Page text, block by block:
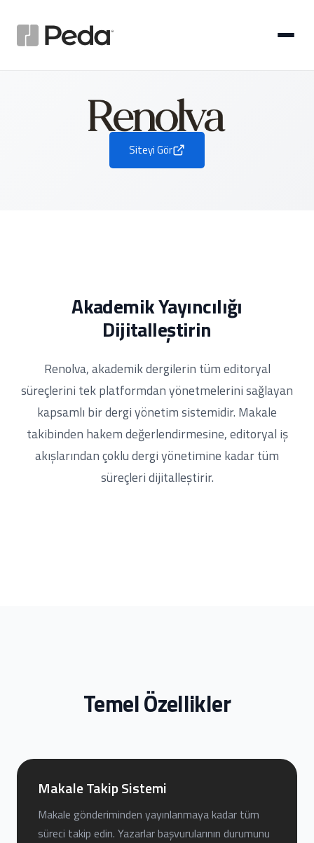
Siteyi Gör
Akademik Yayıncılığı
Dijitalleştirin
Renolva, akademik dergilerin tüm editoryal
süreçlerini tek platformdan yönetmelerini sağlayan
kapsamlı bir dergi yönetim sistemidir. Makale
takibinden hakem değerlendirmesine, editoryal iş
akışlarından çoklu dergi yönetimine kadar tüm
süreçleri dijitalleştirir.
Temel Özellikler
Makale Takip Sistemi
Makale gönderiminden yayınlanmaya kadar tüm
süreci takip edin. Yazarlar başvurularının durumunu